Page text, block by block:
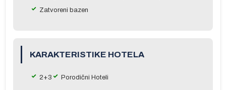
Zatvoreni bazen
KARAKTERISTIKE HOTELA
2+3 Porodični Hoteli